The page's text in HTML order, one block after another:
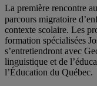
La première rencontre
parcours migratoire
contexte scolaire. Les
formation spécialisées
s’entretiendront avec
linguistique et de
l’Éducation du Québec.